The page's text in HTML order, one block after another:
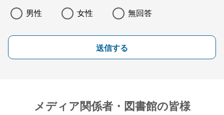
男性 女性 無回答
送信する
メディア関係者・図書館の皆様